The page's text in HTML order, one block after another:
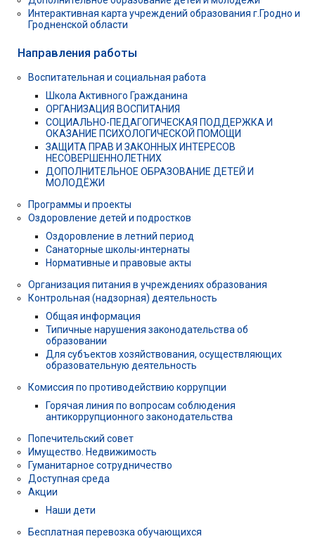
Интерактивная карта учреждений образования г.Гродно и
Гродненской области
Направления работы
Воспитательная и социальная работа
Школа Активного Гражданина
ОРГАНИЗАЦИЯ ВОСПИТАНИЯ
СОЦИАЛЬНО-ПЕДАГОГИЧЕСКАЯ ПОДДЕРЖКА И
ОКАЗАНИЕ ПСИХОЛОГИЧЕСКОЙ ПОМОЩИ
ЗАЩИТА ПРАВ И ЗАКОННЫХ ИНТЕРЕСОВ
НЕСОВЕРШЕННОЛЕТНИХ
ДОПОЛНИТЕЛЬНОЕ ОБРАЗОВАНИЕ ДЕТЕЙ И
МОЛОДЁЖИ
Программы и проекты
Оздоровление детей и подростков
Оздоровление в летний период
Санаторные школы-интернаты
Нормативные и правовые акты
Организация питания в учреждениях образования
Контрольная (надзорная) деятельность
Общая информация
Типичные нарушения законодательства об
образовании
Для субъектов хозяйствования, осуществляющих
образовательную деятельность
Комиссия по противодействию коррупции
Горячая линия по вопросам соблюдения
антикоррупционного законодательства
Попечительский совет
Имущество. Недвижимость
Гуманитарное сотрудничество
Доступная среда
Акции
Наши дети
Бесплатная перевозка обучающихся